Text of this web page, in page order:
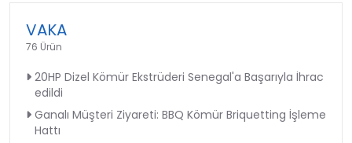
VAKA
76 Ürün
20HP Dizel Kömür Ekstrüderi Senegal'a Başarıyla İhrac
edildi
Ganalı Müşteri Ziyareti: BBQ Kömür Briquetting İşleme
Hattı